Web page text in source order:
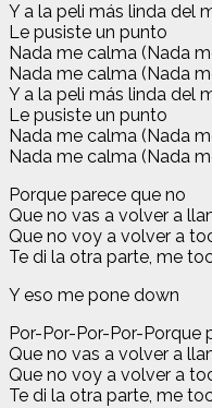
Y a la peli más linda del
Le pusiste un punto
Nada me calma (Nada
Nada me calma (Nada
Y a la peli más linda del
Le pusiste un punto
Nada me calma (Nada
Nada me calma (Nada
Porque parece que no
Que no vas a volver a
Que no voy a volver a
Te di la otra parte, me
Y eso me pone down
Por-Por-Por-Por-Porque
Que no vas a volver a
Que no voy a volver a
Te di la otra parte, me